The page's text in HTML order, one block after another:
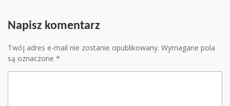
Napisz komentarz
Twój adres e-mail nie zostanie opublikowany. Wymagane pola
są oznaczone *